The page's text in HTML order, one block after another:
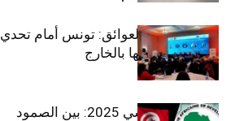
بين الطموح والعوائق: تونس أمام تحدي
استعادة كفاءاتها بالخارج
الاقتصاد التونسي 2025: بين الصمود